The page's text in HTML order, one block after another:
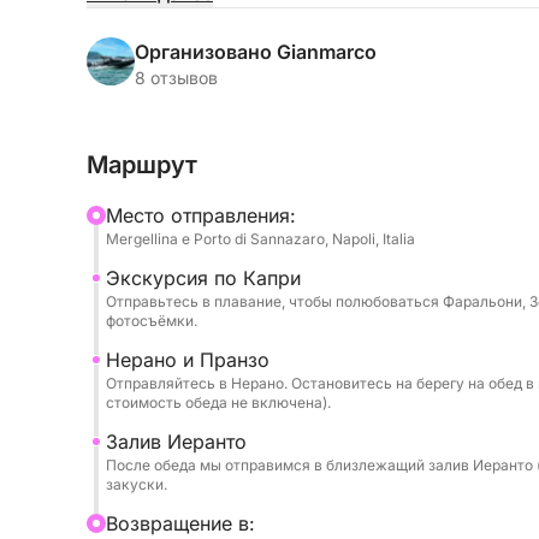
достопримечательностей — от Капри до
насладитесь длительными остановками для
известного своей кулинарной изысканностью.
День будет наполнен безупречным вниманием
приветственным аперитивом, а во время
рекомендуемом традиционном ресторане в
на открытом воздухе и бутылка просекко в
Организовано Gianmarco
8 отзывов
Маршрут
Mесто отправления:
Mergellina e Porto di Sannazaro, Napoli, Italia
Экскурсия по Капри
Отправьтесь в плавание, чтобы полюбоваться
фотосъёмки.
Нерано и Пранзо
Отправляйтесь в Нерано. Остановитесь на берегу на обед
стоимость обеда не включена).
Залив Иеранто
После обеда мы отправимся в близлежащий залив Иеранто
закуски.
Bозвращение в: